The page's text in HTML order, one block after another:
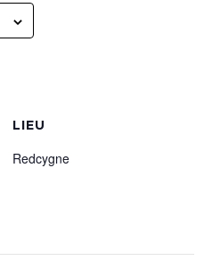
LIEU
Redcygne